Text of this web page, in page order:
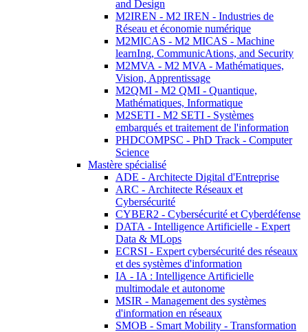
and Design
M2IREN - M2 IREN - Industries de
Réseau et économie numérique
M2MICAS - M2 MICAS - Machine
learnIng, CommunicAtions, and Security
M2MVA - M2 MVA - Mathématiques,
Vision, Apprentissage
M2QMI - M2 QMI - Quantique,
Mathématiques, Informatique
M2SETI - M2 SETI - Systèmes
embarqués et traitement de l'information
PHDCOMPSC - PhD Track - Computer
Science
Mastère spécialisé
ADE - Architecte Digital d'Entreprise
ARC - Architecte Réseaux et
Cybersécurité
CYBER2 - Cybersécurité et Cyberdéfense
DATA - Intelligence Artificielle - Expert
Data & MLops
ECRSI - Expert cybersécurité des réseaux
et des systèmes d'information
IA - IA : Intelligence Artificielle
multimodale et autonome
MSIR - Management des systèmes
d'information en réseaux
SMOB - Smart Mobility - Transformation